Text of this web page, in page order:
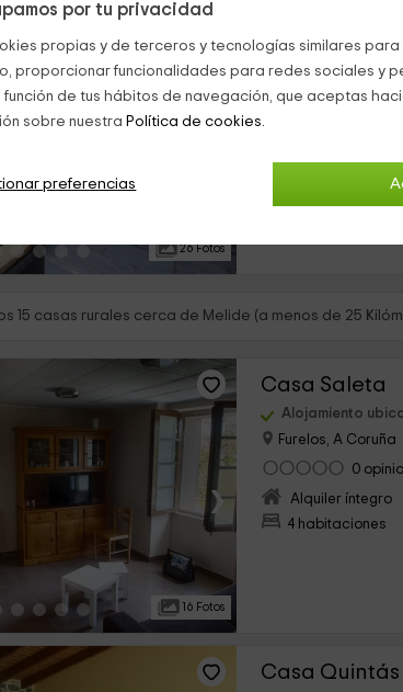
por tu privacidad
propias y de terceros y tecnologías similares
proporcionar funcionalidades para redes sociales y
de tus hábitos de navegación, que aceptas
sobre nuestra Política de cookies.
preferencias
›
26 Fotos
Melide, A Coruña
0
Nuestro
de A Coruña, en la
vistas del centro de
15 casas rurales cerca de Melide (a menos de 25
›
16 Fotos
Casa Saleta
Alojamiento
Furelos, A Coruña
0
Alquiler íntegro
4 habitaciones
Casa Quintás